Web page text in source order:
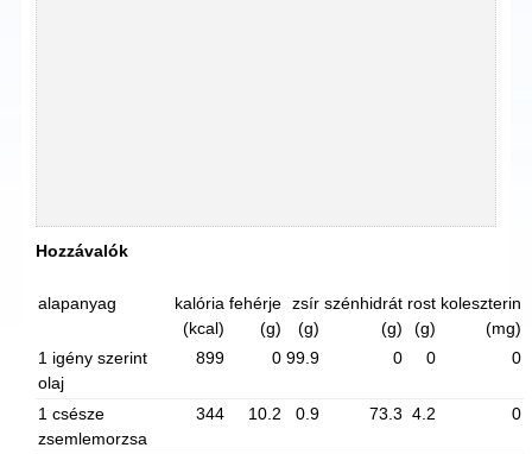
Hozzávalók
alapanyag
kalória
(kcal)
fehérje
(g)
zsír
(g)
szénhidrát
(g)
rost
(g)
koleszterin
(mg)
1 igény szerint
olaj
899 0 99.9 0 0 0
1 csésze
zsemlemorzsa
344 10.2 0.9 73.3 4.2 0